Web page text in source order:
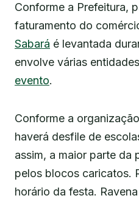
Conforme a Prefeitura,
faturamento do
Sabará é levantada
envolve várias
evento.
Conforme a
haverá desfile de
assim, a maior parte da
pelos blocos caricatos.
horário da festa.